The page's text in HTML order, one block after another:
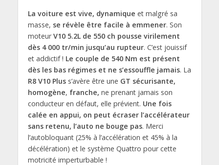
La voiture est vive, dynamique et malgré sa
masse, se révèle être facile à emmener. Son
moteurV10 5.2L de 550 ch pousse virilement
dès 4 000 tr/min jusqu’au rupteur. C’est jouissif
et addictif ! Le couple de 540 Nm est présent
dès les bas régimes et ne s’essouffle jamais. La
R8 V10 Pluss’avère être une GT sécurisante,
homogène, franche, ne prenant jamais son
conducteur en défaut, elle prévient. Une fois
calée en appui, on peut écraser l’accélérateur
sans retenu, l’auto ne bouge pas. Merci
l’autobloquant (25% à l’accélération et 45% à la
décélération) et le système Quattro pour cette
motricité imperturbable !